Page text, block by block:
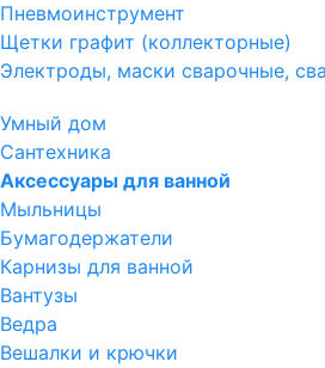
Пневмоинструмент
Щетки графит (коллекторные)
Электроды, маски сварочные,
Умный дом
Сантехника
Аксессуары для ванной
Мыльницы
Бумагодержатели
Карнизы для ванной
Вантузы
Ведра
Вешалки и крючки